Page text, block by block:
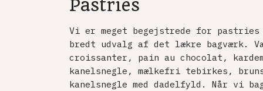
Pastries
Vi er meget begejstrede for
bredt udvalg af det lækre bagværk.
croissanter, pain au chocolat,
kanelsnegle, mælkefri tebirkes,
kanelsnegle med dadelfyld. Når vi